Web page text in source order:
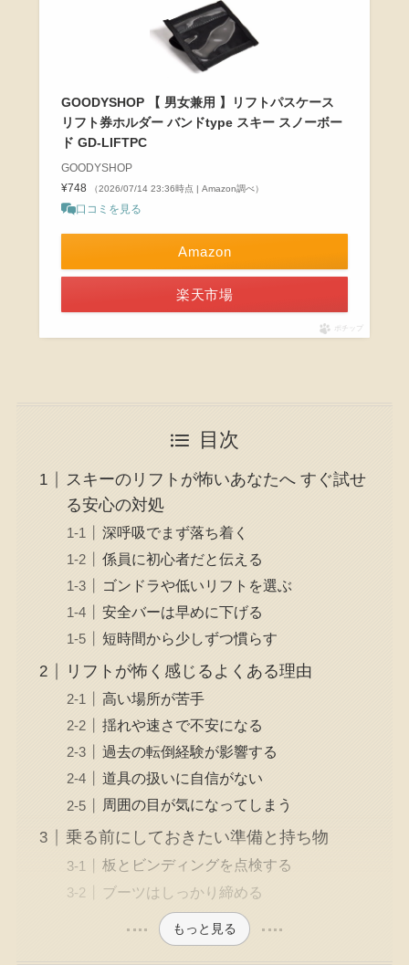
GOODYSHOP 【 男女兼用 】リフトパスケース
リフト券ホルダー バンドtype スキー スノーボー
ド GD-LIFTPC
GOODYSHOP
¥748
（2026/07/14 23:36時点 | Amazon調べ）
口コミを見る
Amazon
楽天市場
ポチップ
目次
スキーのリフトが怖いあなたへ すぐ試せ
る安心の対処
深呼吸でまず落ち着く
係員に初心者だと伝える
ゴンドラや低いリフトを選ぶ
安全バーは早めに下げる
短時間から少しずつ慣らす
リフトが怖く感じるよくある理由
高い場所が苦手
揺れや速さで不安になる
過去の転倒経験が影響する
道具の扱いに自信がない
周囲の目が気になってしまう
乗る前にしておきたい準備と持ち物
板とビンディングを点検する
ブーツはしっかり締める
もっと見る